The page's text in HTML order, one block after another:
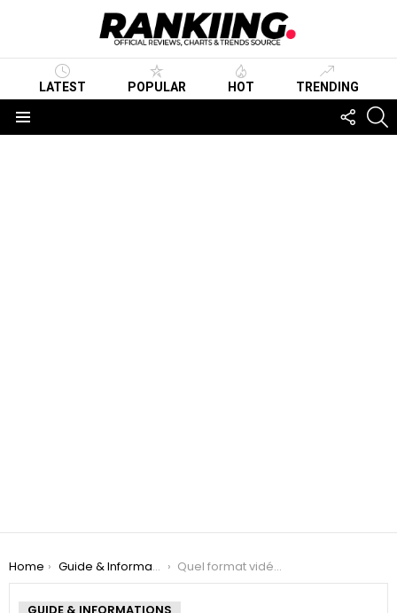
LATEST POPULAR HOT TRENDING
US
You are here:
Home Guide & Informations Quel format vidéo pour lire sur une TV ?